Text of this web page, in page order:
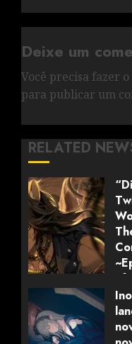
Deixe um
Você precisa fazer o
para publicar um
RELATED
of